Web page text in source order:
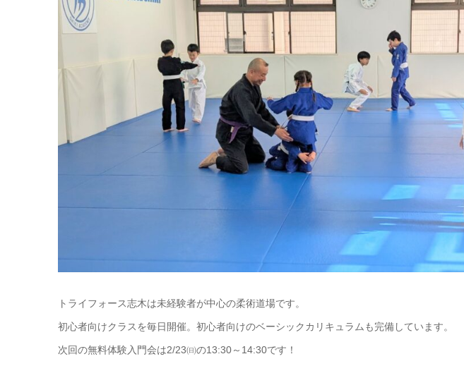
トライフォース志木は未経験者が中心の柔術道場です。
初心者向けクラスを毎日開催。初心者向けのベーシックカリキュラムも完備しています。
次回の無料体験入門会は2/23㈰の13:30～14:30です！